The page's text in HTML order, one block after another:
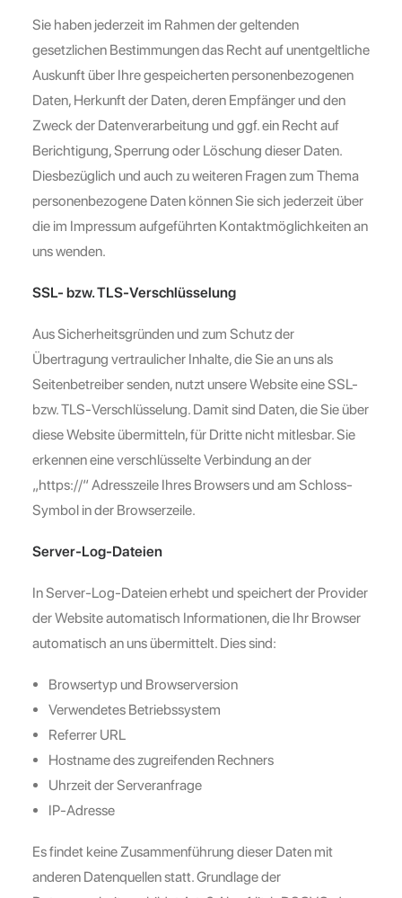
Sie haben jederzeit im Rahmen der geltenden
gesetzlichen Bestimmungen das Recht auf unentgeltliche
Auskunft über Ihre gespeicherten personenbezogenen
Daten, Herkunft der Daten, deren Empfänger und den
Zweck der Datenverarbeitung und ggf. ein Recht auf
Berichtigung, Sperrung oder Löschung dieser Daten.
Diesbezüglich und auch zu weiteren Fragen zum Thema
personenbezogene Daten können Sie sich jederzeit über
die im Impressum aufgeführten Kontaktmöglichkeiten an
uns wenden.
SSL- bzw. TLS-Verschlüsselung
Aus Sicherheitsgründen und zum Schutz der
Übertragung vertraulicher Inhalte, die Sie an uns als
Seitenbetreiber senden, nutzt unsere Website eine SSL-
bzw. TLS-Verschlüsselung. Damit sind Daten, die Sie über
diese Website übermitteln, für Dritte nicht mitlesbar. Sie
erkennen eine verschlüsselte Verbindung an der
„https://“ Adresszeile Ihres Browsers und am Schloss-
Symbol in der Browserzeile.
Server-Log-Dateien
In Server-Log-Dateien erhebt und speichert der Provider
der Website automatisch Informationen, die Ihr Browser
automatisch an uns übermittelt. Dies sind:
Browsertyp und Browserversion
Verwendetes Betriebssystem
Referrer URL
Hostname des zugreifenden Rechners
Uhrzeit der Serveranfrage
IP-Adresse
Es findet keine Zusammenführung dieser Daten mit
anderen Datenquellen statt. Grundlage der